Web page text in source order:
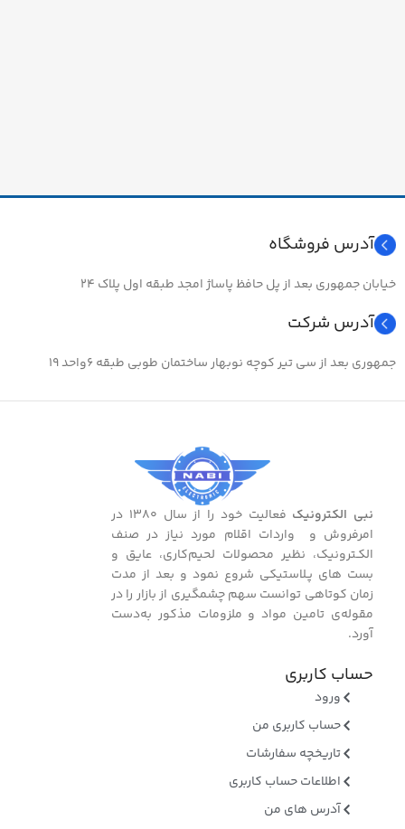
آدرس فروشگاه
خیابان جمهوری بعد از پل حافظ پاساژ امجد طبقه اول پلاک ۲۴
آدرس شرکت
جمهوری بعد از سی تیر کوچه نوبهار ساختمان طوبی طبقه ۶واحد ۱۹
نبی الکترونیک
فعالیت خود را از سال ۱۳۸۰ در
امرفروش و واردات اقلام مورد نیاز در صنف
الکـترونیک، نظیر محصولات لحیم‌کاری، عایق و
بست ‌های پـلاستیکی شروع نمود و بعد از مدت
زمان کوتاهی توانست سهم چشمگیری از بازار را در
مقوله‌ی تامین مواد و ملزومات مذکور به‌دست
آورد.
حساب کاربری
ورود
حساب کاربری من
تاریخچه سفارشات
اطلاعات حساب کاربری
آدرس های من